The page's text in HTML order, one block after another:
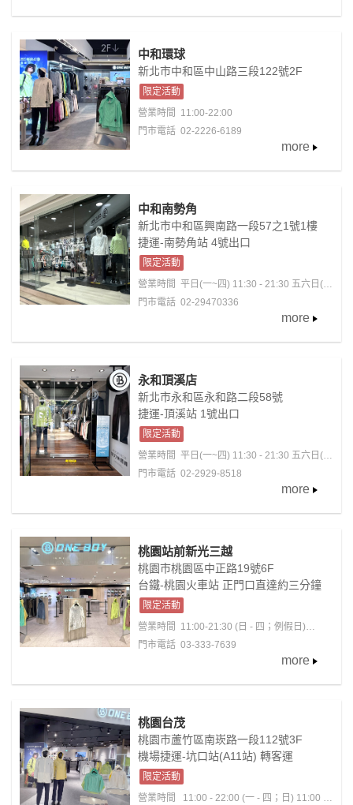
中和環球
新北市中和區中山路三段122號2F
限定活動
營業時間 11:00-22:00
門市電話 02-2226-6189
more
中和南勢角
新北市中和區興南路一段57之1號1樓
捷運-南勢角站 4號出口
限定活動
營業時間 平日(一~四) 11:30 - 21:30 五六日(國
定假日)11:00 - 22:30
門市電話 02-29470336
more
永和頂溪店
新北市永和區永和路二段58號
捷運-頂溪站 1號出口
限定活動
營業時間 平日(一~四) 11:30 - 21:30 五六日(國
定假日)11:00 - 22:30
門市電話 02-2929-8518
more
桃園站前新光三越
桃園市桃園區中正路19號6F
台鐵-桃園火車站 正門口直達約三分鐘
限定活動
營業時間 11:00-21:30 (日 - 四；例假日)
11:00-22:00 (五 - 六；含例假日前夕)
門市電話 03-333-7639
more
桃園台茂
桃園市蘆竹區南崁路一段112號3F
機場捷運-坑口站(A11站) 轉客運
限定活動
營業時間
11:00 - 22:00 (一 - 四；日) 11:00 -